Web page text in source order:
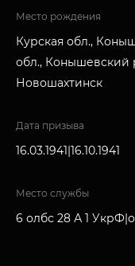
Место рождения
Курская обл.,
обл., Конышевский
Новошахтинск
Дата призыва
16.03.1941|16.10.1941
Место службы
6 олбс 28 А 1